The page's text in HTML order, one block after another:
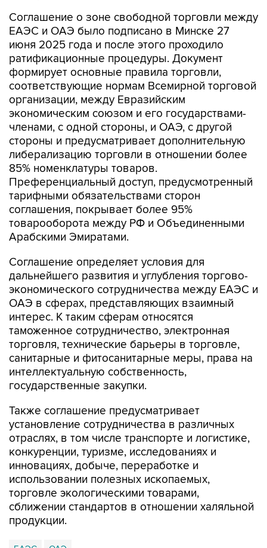
Соглашение о зоне свободной торговли между
ЕАЭС и ОАЭ было подписано в Минске 27
июня 2025 года и после этого проходило
ратификационные процедуры. Документ
формирует основные правила торговли,
соответствующие нормам Всемирной торговой
организации, между Евразийским
экономическим союзом и его государствами-
членами, с одной стороны, и ОАЭ, с другой
стороны и предусматривает дополнительную
либерализацию торговли в отношении более
85% номенклатуры товаров.
Преференциальный доступ, предусмотренный
тарифными обязательствами сторон
соглашения, покрывает более 95%
товарооборота между РФ и Объединенными
Арабскими Эмиратами.
Соглашение определяет условия для
дальнейшего развития и углубления торгово-
экономического сотрудничества между ЕАЭС и
ОАЭ в сферах, представляющих взаимный
интерес. К таким сферам относятся
таможенное сотрудничество, электронная
торговля, технические барьеры в торговле,
санитарные и фитосанитарные меры, права на
интеллектуальную собственность,
государственные закупки.
Также соглашение предусматривает
установление сотрудничества в различных
отраслях, в том числе транспорте и логистике,
конкуренции, туризме, исследованиях и
инновациях, добыче, переработке и
использовании полезных ископаемых,
торговле экологическими товарами,
сближении стандартов в отношении халяльной
продукции.